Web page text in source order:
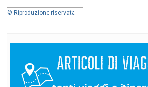
© Riproduzione riservata